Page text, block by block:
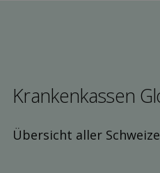
Kranken­kassen
Übersicht aller